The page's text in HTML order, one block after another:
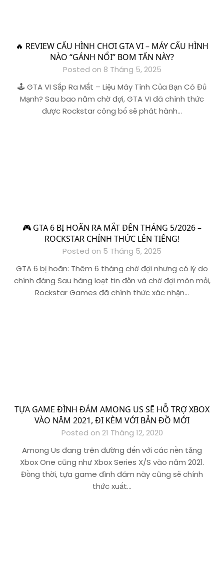
🔥 REVIEW CẤU HÌNH CHƠI GTA VI – MÁY CẤU HÌNH
NÀO “GÁNH NỔI” BOM TẤN NÀY?
Posted on 8 Tháng 5, 2025
🕹️ GTA VI Sắp Ra Mắt – Liệu Máy Tính Của Bạn Có Đủ
Mạnh? Sau bao năm chờ đợi, GTA VI đã chính thức
được Rockstar công bố sẽ phát hành…
🎮 GTA 6 BỊ HOÃN RA MẮT ĐẾN THÁNG 5/2026 –
ROCKSTAR CHÍNH THỨC LÊN TIẾNG!
Posted on 5 Tháng 5, 2025
GTA 6 bị hoãn: Thêm 6 tháng chờ đợi nhưng có lý do
chính đáng Sau hàng loạt tin đồn và chờ đợi mòn mỏi,
Rockstar Games đã chính thức xác nhận…
TỰA GAME ĐÌNH ĐÁM AMONG US SẼ HỖ TRỢ XBOX
VÀO NĂM 2021, ĐI KÈM VỚI BẢN ĐỒ MỚI
Posted on 21 Tháng 12, 2020
Among Us đang trên đường đến với các nền tảng
Xbox One cũng như Xbox Series X/S vào năm 2021.
Đồng thời, tựa game đình đám này cũng sẽ chính
thức xuất…